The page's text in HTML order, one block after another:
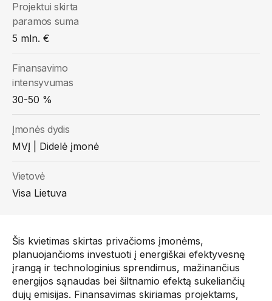
Šis kvietimas skirtas privačioms įmonėms,
planuojančioms investuoti į energiškai efektyvesnę
įrangą ir technologinius sprendimus, mažinančius
energijos sąnaudas bei šiltnamio efektą sukeliančių
dujų emisijas. Finansavimas skiriamas projektams,
Projektui skirta
paramos suma
5 mln. €
Finansavimo
intensyvumas
30-50 %
Įmonės dydis
MVĮ | Didelė įmonė
Vietovė
Visa Lietuva